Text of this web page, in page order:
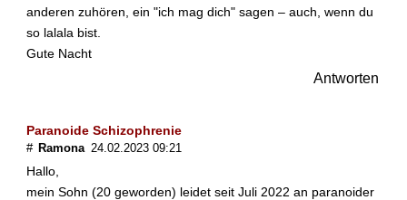
anderen zuhören, ein "ich mag dich" sagen – auch, wenn du
so lalala bist.
Gute Nacht
Antworten
Paranoide Schizophrenie
# Ramona 24.02.2023 09:21
Hallo,
mein Sohn (20 geworden) leidet seit Juli 2022 an paranoider
m
g
n
?
S